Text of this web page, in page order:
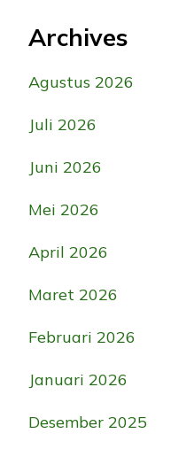
Archives
Agustus 2026
Juli 2026
Juni 2026
Mei 2026
April 2026
Maret 2026
Februari 2026
Januari 2026
Desember 2025